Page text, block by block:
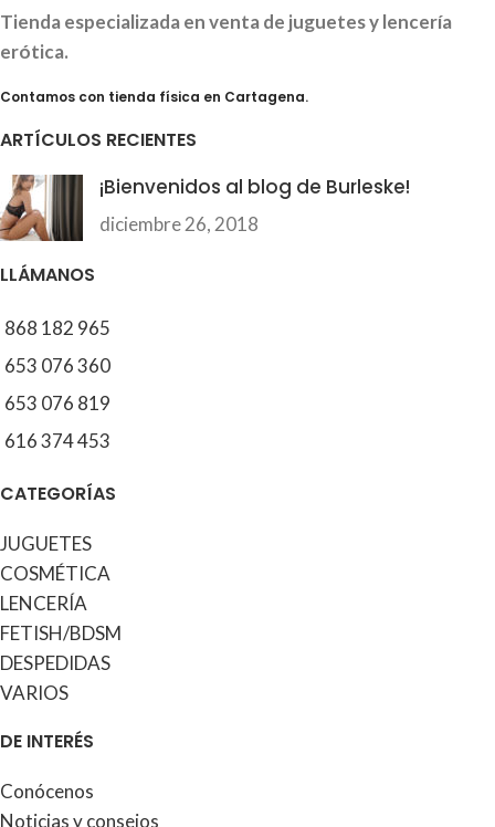
Tienda especializada en venta de juguetes y lencería
erótica.
Contamos con tienda física en Cartagena.
ARTÍCULOS RECIENTES
¡Bienvenidos al blog de Burleske!
diciembre 26, 2018
LLÁMANOS
868 182 965
653 076 360
653 076 819
616 374 453
CATEGORÍAS
JUGUETES
COSMÉTICA
LENCERÍA
FETISH/BDSM
DESPEDIDAS
VARIOS
DE INTERÉS
Conócenos
Noticias y consejos